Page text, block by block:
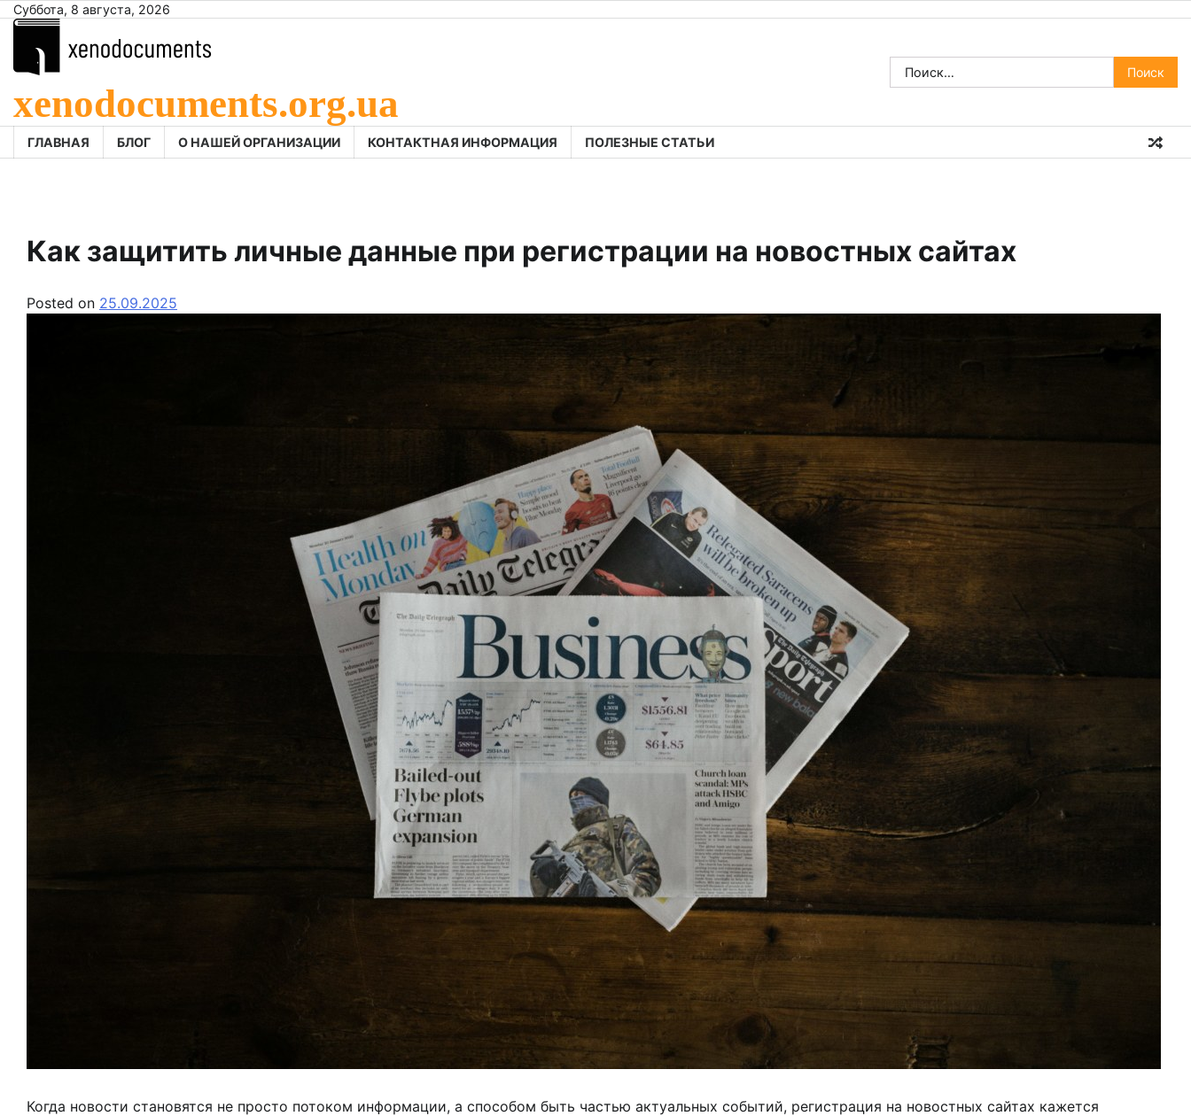
Skip
content
Суббота, 8 августа, 2026
xenodocuments.org.ua
Найти:
ГЛАВНАЯ БЛОГ О НАШЕЙ ОРГАНИЗАЦИИ КОНТАКТНАЯ ИНФОРМАЦИЯ ПОЛЕЗНЫЕ СТАТЬИ
Как защитить личные данные при регистрации на новостных сайтах
Posted on 25.09.2025
Когда новости становятся не просто потоком информации, а способом быть частью актуальных событий, регистрация на новостных сайтах кажется